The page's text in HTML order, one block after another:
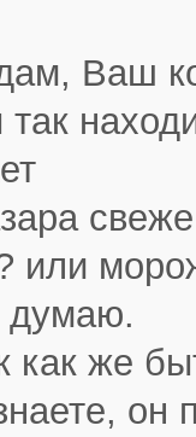
Ваш
или
думаю.
как же
он